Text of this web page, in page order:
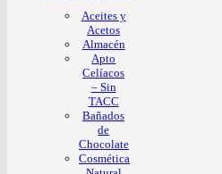
Aceites y
Acetos
Almacén
Apto
Celíacos
– Sin
TACC
Bañados
de
Chocolate
Cosmética